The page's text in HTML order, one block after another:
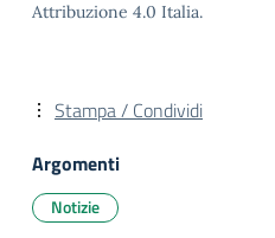
Attribuzione 4.0 Italia.
Stampa / Condividi
Argomenti
Notizie